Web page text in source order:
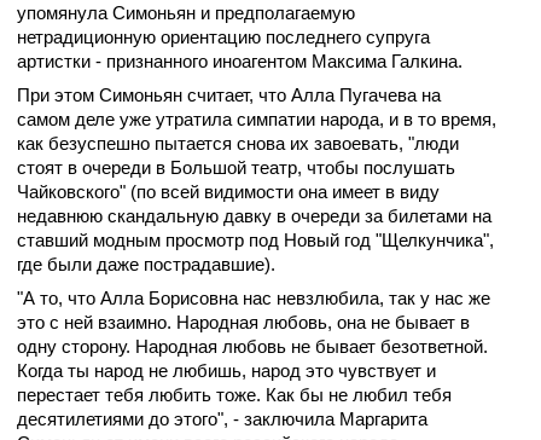
упомянула Симоньян и предполагаемую
нетрадиционную ориентацию последнего супруга
артистки - признанного иноагентом Максима Галкина.
При этом Симоньян считает, что Алла Пугачева на
самом деле уже утратила симпатии народа, и в то время,
как безуспешно пытается снова их завоевать, "люди
стоят в очереди в Большой театр, чтобы послушать
Чайковского" (по всей видимости она имеет в виду
недавнюю скандальную давку в очереди за билетами на
ставший модным просмотр под Новый год "Щелкунчика",
где были даже пострадавшие).
"А то, что Алла Борисовна нас невзлюбила, так у нас же
это с ней взаимно. Народная любовь, она не бывает в
одну сторону. Народная любовь не бывает безответной.
Когда ты народ не любишь, народ это чувствует и
перестает тебя любить тоже. Как бы не любил тебя
десятилетиями до этого", - заключила Маргарита